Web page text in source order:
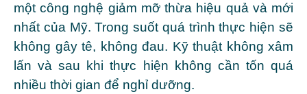
một công nghệ giảm mỡ thừa hiệu quả và mới
nhất của Mỹ. Trong suốt quá trình thực hiện sẽ
không gây tê, không đau. Kỹ thuật không xâm
lấn và sau khi thực hiện không cần tốn quá
nhiều thời gian để nghỉ dưỡng.